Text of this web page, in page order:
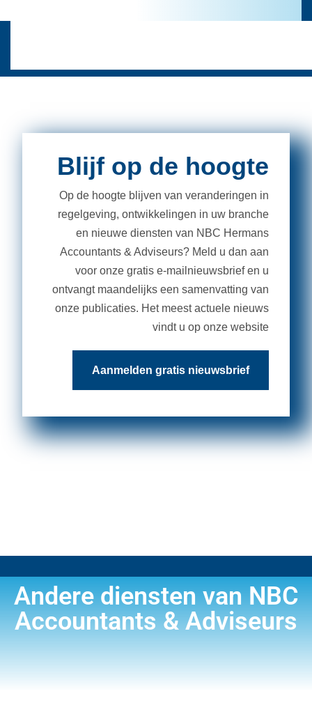
Blijf op de hoogte
Op de hoogte blijven van veranderingen in
regelgeving, ontwikkelingen in uw branche
en nieuwe diensten van NBC Hermans
Accountants & Adviseurs? Meld u dan aan
voor onze gratis e-mailnieuwsbrief en u
ontvangt maandelijks een samenvatting van
onze publicaties. Het meest actuele nieuws
vindt u op onze website
Aanmelden gratis nieuwsbrief
Andere diensten van NBC
Accountants & Adviseurs